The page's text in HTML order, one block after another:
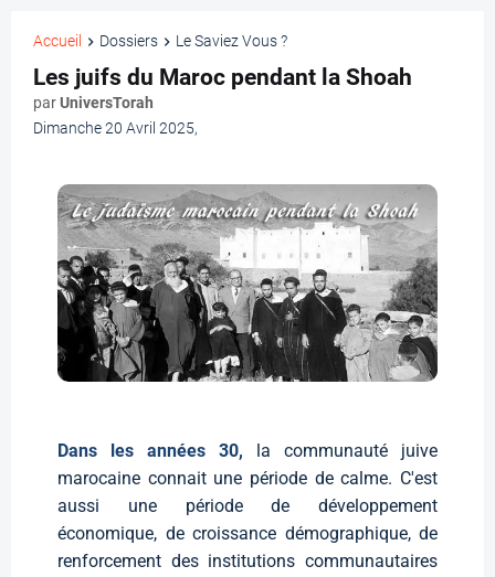
Accueil Dossiers Le Saviez Vous ?
Les juifs du Maroc pendant la Shoah
parUniversTorah
Dimanche 20 Avril 2025,
Dans les années 30,
la communauté juive
marocaine connait une période de calme. C'est
aussi une période de développement
économique, de croissance démographique, de
renforcement des institutions communautaires